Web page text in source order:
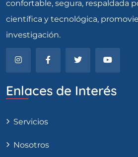
confortable, segura, respaldada
científica y tecnológica,
investigación.
Enlaces de Interés
Servicios
Nosotros